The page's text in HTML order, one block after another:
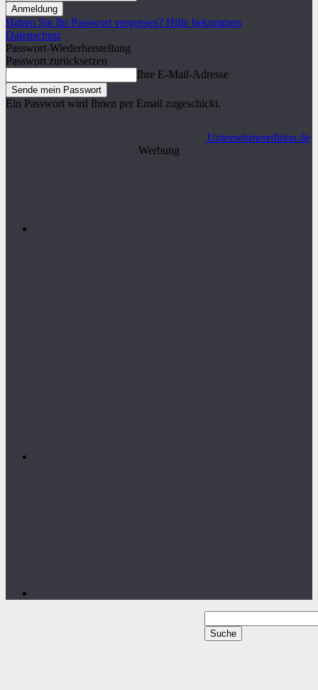
Haben Sie Ihr Passwort vergessen? Hilfe bekommen
Datenschutz
Passwort-Wiederherstellung
Passwort zurücksetzen
Ihre E-Mail-Adresse
Ein Passwort wird Ihnen per Email zugeschickt.
Unternehmeredition.de
Werbung